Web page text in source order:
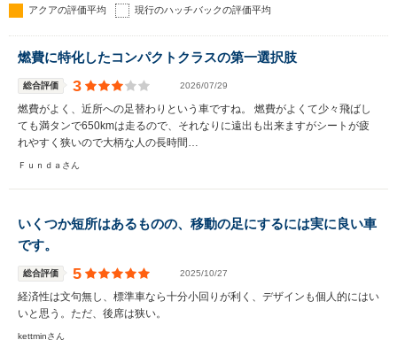
アクアの評価平均 現行のハッチバックの評価平均
燃費に特化したコンパクトクラスの第一選択肢
総合評価 3 2026/07/29
燃費がよく、近所への足替わりという車ですね。 燃費がよくて少々飛ばし
ても満タンで650kmは走るので、それなりに遠出も出来ますがシートが疲
れやすく狭いので大柄な人の長時間…
Ｆｕｎｄａさん
いくつか短所はあるものの、移動の足にするには実に良い車
です。
総合評価 5 2025/10/27
経済性は文句無し、標準車なら十分小回りが利く、デザインも個人的にはい
いと思う。ただ、後席は狭い。
kettminさん